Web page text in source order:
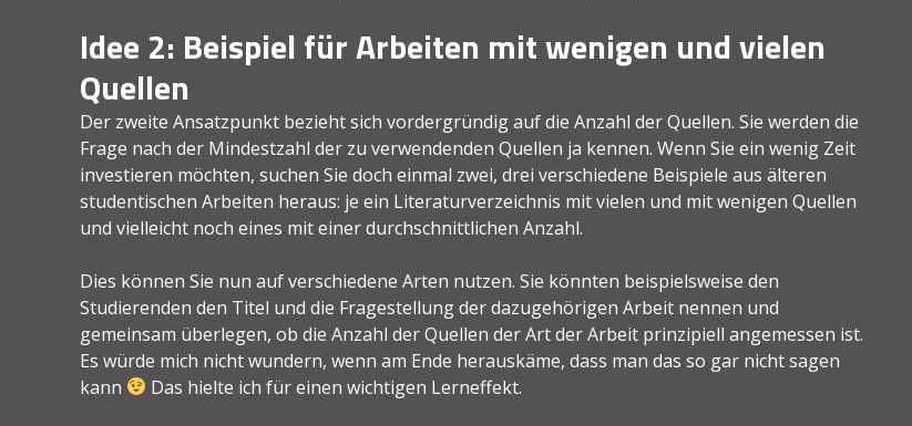
Idee 2: Beispiel für Arbeiten mit wenigen und vielen
Quellen
Der zweite Ansatzpunkt bezieht sich vordergründig auf die Anzahl der Quellen. Sie werden die
Frage nach der Mindestzahl der zu verwendenden Quellen ja kennen. Wenn Sie ein wenig Zeit
investieren möchten, suchen Sie doch einmal zwei, drei verschiedene Beispiele aus älteren
studentischen Arbeiten heraus: je ein Literaturverzeichnis mit vielen und mit wenigen Quellen
und vielleicht noch eines mit einer durchschnittlichen Anzahl.
Dies können Sie nun auf verschiedene Arten nutzen. Sie könnten beispielsweise den
Studierenden den Titel und die Fragestellung der dazugehörigen Arbeit nennen und
gemeinsam überlegen, ob die Anzahl der Quellen der Art der Arbeit prinzipiell angemessen ist.
Es würde mich nicht wundern, wenn am Ende herauskäme, dass man das so gar nicht sagen
kann
Das hielte ich für einen wichtigen Lerneffekt.